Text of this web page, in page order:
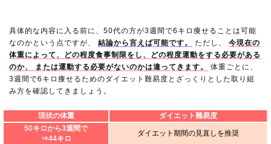
具体的な内容に入る前に、50代の方が3週間で6キロ痩せることは可能
なのかという点ですが、結論から言えば可能です。 ただし、今現在の
体重によって、どの程度食事制限をし、どの程度運動をする必要がある
のか、 または運動する必要がないのかは違ってきます。
体重ごとに、
3週間で6キロ痩せるためのダイエット難易度とざっくりとした取り組
み方を確認してきましょう。
現状の体重
ダイエット難易度
50キロから3週間で
⇒44キロ
ダイエット期間の見直しを推奨